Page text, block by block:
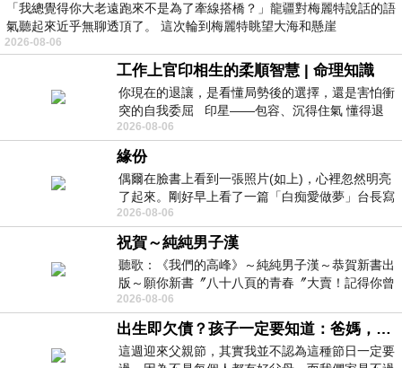
「我總覺得你大老遠跑來不是為了牽線搭橋？」龍疆對梅麗特說話的語
氣聽起來近乎無聊透頂了。 這次輪到梅麗特眺望大海和懸崖
2026-08-06
工作上官印相生的柔順智慧 | 命理知識
你現在的退讓，是看懂局勢後的選擇，還是害怕衝
突的自我委屈 印星——包容、沉得住氣 懂得退
一步觀察，不會
2026-08-06
緣份
偶爾在臉書上看到一張照片(如上)，心裡忽然明亮
了起來。剛好早上看了一篇「白痴愛做夢」台長寫
的貼文，在回顧年輕時瘋狂愛上
2026-08-06
祝賀～純純男子漢
聽歌：《我們的高峰》～純純男子漢～恭賀新書出
版～願你新書〞八十八頁的青春〞大賣！記得你曾
經在我的版留言…「好讚的圖^^感覺大家
2026-08-06
出生即欠債？孩子一定要知道：爸媽，其實我不欠你們
這週迎來父親節，其實我並不認為這種節日一定要